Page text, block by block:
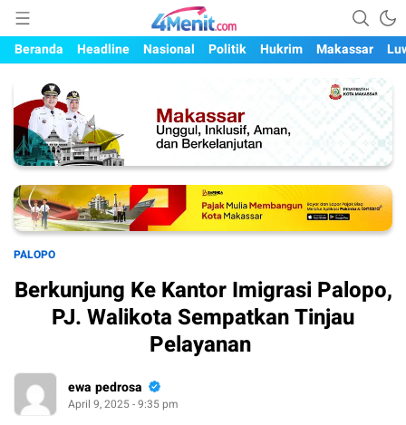
4menit.com
Mengungkap Kisah, Setiap Hari
Beranda
Headline Nasional Politik Hukrim Makassar
PALOPO
Berkunjung Ke Kantor Imigrasi Palopo,
PJ. Walikota Sempatkan Tinjau
Pelayanan
ewa pedrosa
April 9, 2025 - 9:35 pm